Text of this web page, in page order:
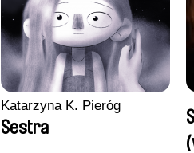
Katarzyna K. Pieróg
Sestra